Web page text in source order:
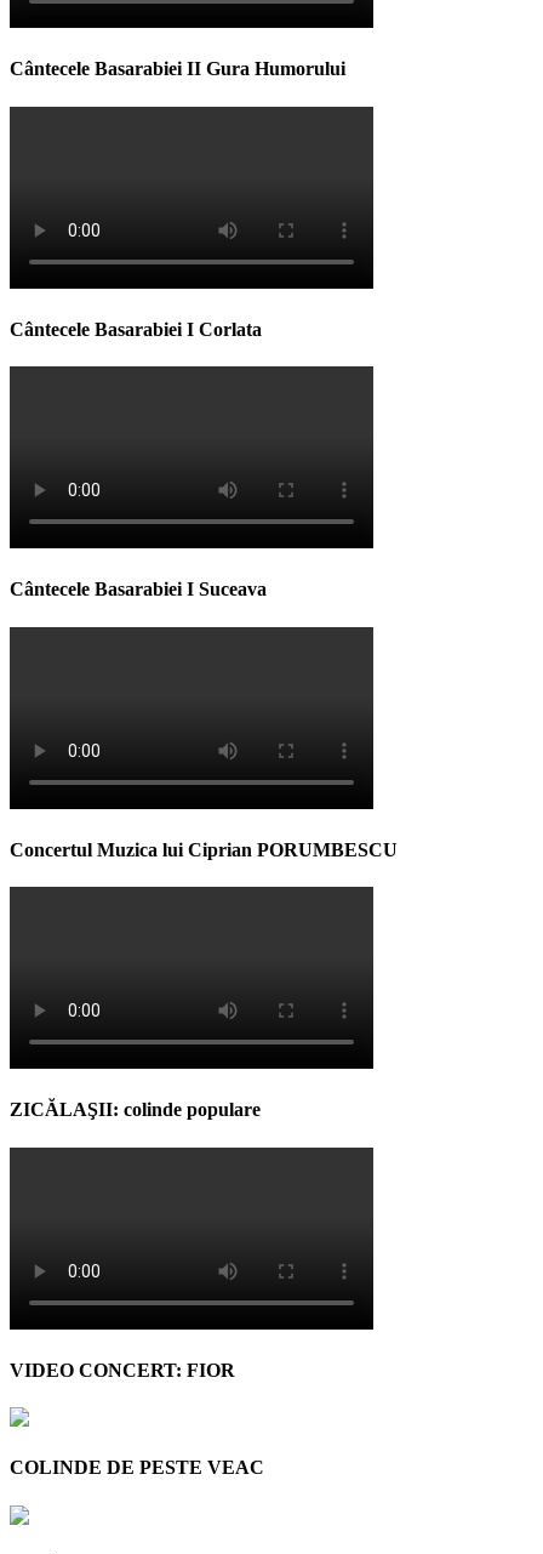
Cântecele Basarabiei II Gura Humorului
Cântecele Basarabiei I Corlata
Cântecele Basarabiei I Suceava
Concertul Muzica lui Ciprian PORUMBESCU
ZICĂLAŞII: colinde populare
VIDEO CONCERT: FIOR
COLINDE DE PESTE VEAC